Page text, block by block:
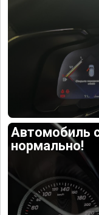
Автомобиль
нормально!